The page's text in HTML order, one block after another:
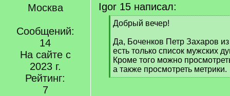
Москва
Сообщений:
14
На сайте с
2023 г.
Рейтинг:
7
Igor 15 написал:
[
]
Добрый вечер!
Да, Боченков Петр Захаров
есть только список мужских
Кроме того можно
а также просмотреть метрики.
[